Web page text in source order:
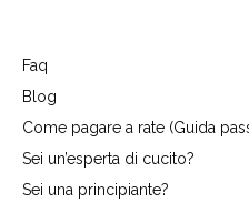
Faq
Blog
Come pagare a rate (Guida
Sei un’esperta di cucito?
Sei una principiante?